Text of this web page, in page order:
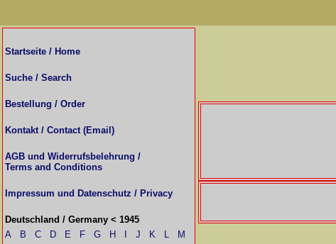
Startseite / Home
Suche / Search
Bestellung / Order
Kontakt / Contact (Email)
AGB und Widerrufsbelehrung /
Terms and Conditions
Impressum und Datenschutz / Privacy
Deutschland / Germany < 1945
A
B C D E F G H J K L
M